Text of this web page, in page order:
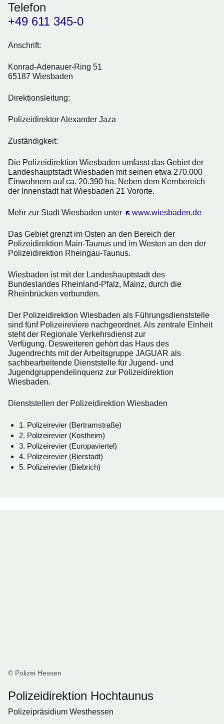
Telefon
+49 611 345-0
Anschrift:
Konrad-Adenauer-Ring 51
65187 Wiesbaden
Direktionsleitung:
Polizeidirektor Alexander Jaza
Zuständigkeit:
Die Polizeidirektion Wiesbaden umfasst das Gebiet der
Landeshauptstadt Wiesbaden mit seinen etwa 270.000
Einwohnern auf ca. 20.390 ha. Neben dem Kernbereich
der Innenstadt hat Wiesbaden 21 Vororte.
Mehr zur Stadt Wiesbaden unter www.wiesbaden.de
Öffnet sich in einem neuen
Das Gebiet grenzt im Osten an den Bereich der
Polizeidirektion Main-Taunus und im Westen an den der
Polizeidirektion Rheingau-Taunus.
Wiesbaden ist mit der Landeshauptstadt des
Bundeslandes Rheinland-Pfalz, Mainz, durch die
Rheinbrücken verbunden.
Der Polizeidirektion Wiesbaden als Führungsdienststelle
sind fünf Polizeireviere nachgeordnet. Als zentrale Einheit
steht der Regionale Verkehrsdienst zur
Verfügung. Desweiteren gehört das Haus des
Jugendrechts mit der Arbeitsgruppe JAGUAR als
sachbearbeitende Dienststelle für Jugend- und
Jugendgruppendelinquenz zur Polizeidirektion
Wiesbaden.
Dienststellen der Polizeidirektion Wiesbaden
1. Polizeirevier (Bertramstraße)
2. Polizeirevier (Kostheim)
3. Polizeirevier (Europaviertel)
4. Polizeirevier (Bierstadt)
5. Polizeirevier (Biebrich)
© Polizei Hessen
Polizeidirektion Hochtaunus
Polizeipräsidium Westhessen